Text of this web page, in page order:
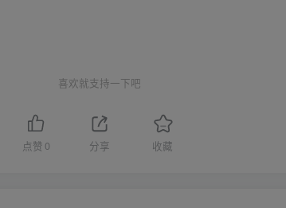
喜欢就支持一下吧
点赞 0 分享 收藏